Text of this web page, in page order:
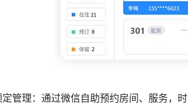
定管理：通过微信自助预约房间、服务，